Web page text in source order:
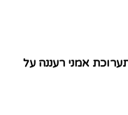
אמני רעננה על